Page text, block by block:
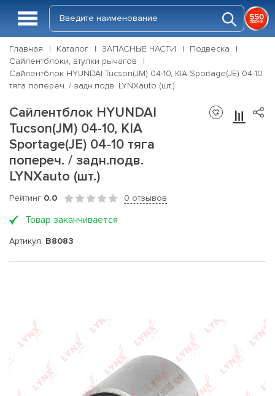
Главная Каталог ЗАПАСНЫЕ ЧАСТИ
Подвеска
Сайлентблоки, втулки рычагов
Сайлентблок HYUNDAI Tucson(JM) 04-10, KIA Sportage(JE) 04-10
тяга попереч. / задн.подв. LYNXauto (шт.)
Сайлентблок HYUNDAI
Tucson(JM) 04-10, KIA
Sportage(JE) 04-10 тяга
попереч. / задн.подв.
LYNXauto (шт.)
Рейтинг 0.0 0 отзывов
Товар заканчивается
Артикул: B8083